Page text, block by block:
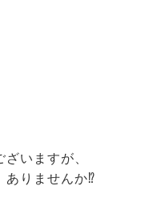
いますが、
ありませんか⁉